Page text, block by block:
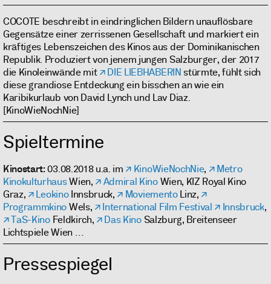
COCOTE beschreibt in eindringlichen Bildern unauflösbare
Gegensätze einer zerrissenen Gesellschaft und markiert ein
kräftiges Lebenszeichen des Kinos aus der Dominikanischen
Republik. Produziert von jenem jungen Salzburger, der 2017
die Kinoleinwände mit
DIE LIEBHABERIN stürmte, fühlt sich
diese grandiose Entdeckung ein bisschen an wie ein
Karibikurlaub von David Lynch und Lav Diaz.
[KinoWieNochNie]
Spieltermine
Kinostart: 03.08.2018 u.a. im KinoWieNochNie,
Metro
KinokulturhausWien, Admiral KinoWien, KIZ Royal Kino
Graz,
LeokinoInnsbruck, MoviementoLinz,
ProgrammkinoWels, International Film Festival Innsbruck,
TaS-KinoFeldkirch, Das KinoSalzburg, Breitenseer
Lichtspiele Wien …
Pressespiegel